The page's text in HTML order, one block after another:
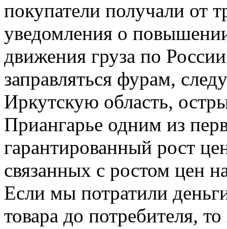
покупатели получали от
уведомления о
движения груза по
заправляться фурам,
Иркутскую область,
Приангарье одним из
гарантированный рост
связанных с ростом цен
Если мы потратили
товара до потребителя,